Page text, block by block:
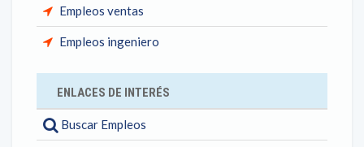
Empleos ventas
Empleos ingeniero
ENLACES DE INTERÉS
Buscar Empleos